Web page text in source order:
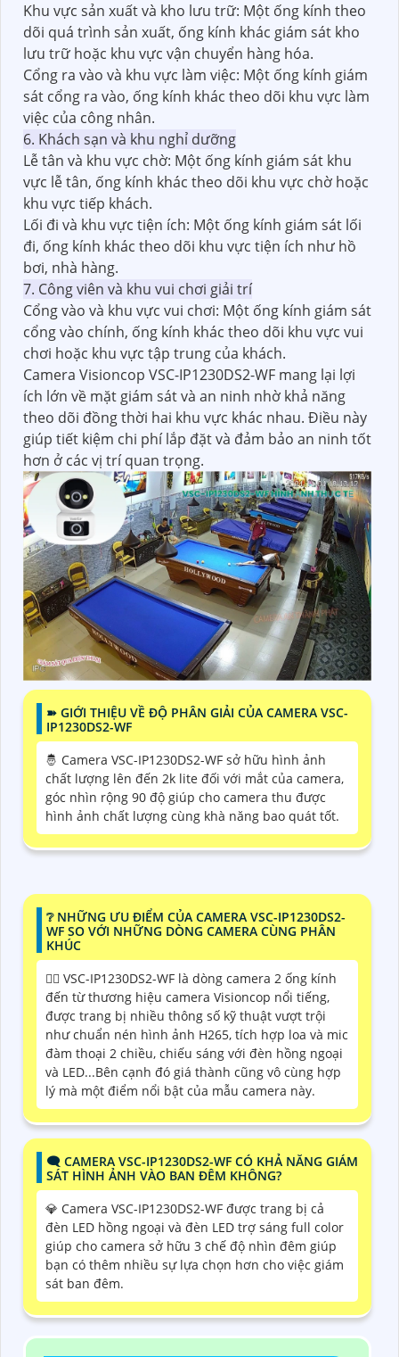
Khu vực sản xuất và kho lưu trữ: Một ống kính theo
dõi quá trình sản xuất, ống kính khác giám sát kho
lưu trữ hoặc khu vực vận chuyển hàng hóa.
Cổng ra vào và khu vực làm việc: Một ống kính giám
sát cổng ra vào, ống kính khác theo dõi khu vực làm
việc của công nhân.
6. Khách sạn và khu nghỉ dưỡng
Lễ tân và khu vực chờ: Một ống kính giám sát khu
vực lễ tân, ống kính khác theo dõi khu vực chờ hoặc
khu vực tiếp khách.
Lối đi và khu vực tiện ích: Một ống kính giám sát lối
đi, ống kính khác theo dõi khu vực tiện ích như hồ
bơi, nhà hàng.
7. Công viên và khu vui chơi giải trí
Cổng vào và khu vực vui chơi: Một ống kính giám sát
cổng vào chính, ống kính khác theo dõi khu vực vui
chơi hoặc khu vực tập trung của khách.
Camera Visioncop VSC-IP1230DS2-WF mang lại lợi
ích lớn về mặt giám sát và an ninh nhờ khả năng
theo dõi đồng thời hai khu vực khác nhau. Điều này
giúp tiết kiệm chi phí lắp đặt và đảm bảo an ninh tốt
hơn ở các vị trí quan trọng.
➽ GIỚI THIỆU VỀ ĐỘ PHÂN GIẢI CỦA CAMERA VSC-
IP1230DS2-WF
🤴 Camera VSC-IP1230DS2-WF sở hữu hình ảnh
chất lượng lên đến 2k lite đối với mắt của camera,
góc nhìn rộng 90 độ giúp cho camera thu được
hình ảnh chất lượng cùng khà năng bao quát tốt.
❔ NHỮNG ƯU ĐIỂM CỦA CAMERA VSC-IP1230DS2-
WF SO VỚI NHỮNG DÒNG CAMERA CÙNG PHÂN
KHÚC
🙆‍♀️ VSC-IP1230DS2-WF là dòng camera 2 ống kính
đến từ thương hiệu camera Visioncop nổi tiếng,
được trang bị nhiều thông số kỹ thuật vượt trội
như chuẩn nén hình ảnh H265, tích hợp loa và mic
đàm thoại 2 chiều, chiếu sáng với đèn hồng ngoại
và LED...Bên cạnh đó giá thành cũng vô cùng hợp
lý mà một điểm nổi bật của mẫu camera này.
🗨️ CAMERA VSC-IP1230DS2-WF CÓ KHẢ NĂNG GIÁM
SÁT HÌNH ẢNH VÀO BAN ĐÊM KHÔNG?
💎 Camera VSC-IP1230DS2-WF được trang bị cả
đèn LED hồng ngoại và đèn LED trợ sáng full color
giúp cho camera sở hữu 3 chế độ nhìn đêm giúp
bạn có thêm nhiều sự lựa chọn hơn cho việc giám
sát ban đêm.